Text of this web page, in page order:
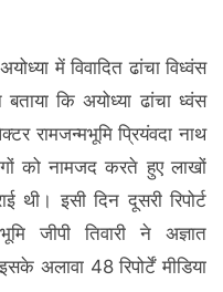
अयोध्या में विवादित ढांचा विध्वंस
कि अयोध्या ढांचा ध्वंस
रामजन्मभूमि प्रियंवदा नाथ
को नामजद करते हुए लाखों
थी। इसी दिन दूसरी रिपोर्ट
जीपी तिवारी ने अज्ञात
अलावा 48 रिपोर्टें मीडिया